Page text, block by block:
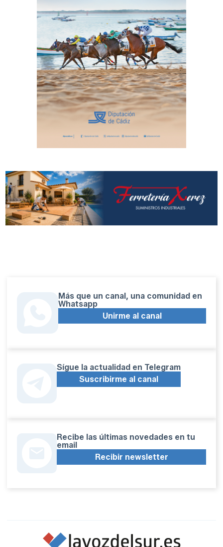
Más que un canal, una comunidad en
Whatsapp
Unirme al canal
Sígue la actualidad en Telegram
Suscribirme al canal
Recibe las últimas novedades en tu
email
Recibir newsletter